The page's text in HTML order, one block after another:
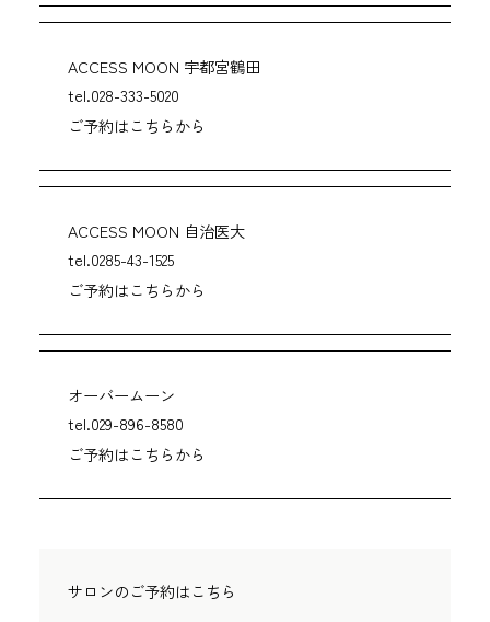
ACCESS MOON 宇都宮鶴田
tel.028-333-5020
ご予約はこちらから
ACCESS MOON 自治医大
tel.0285-43-1525
ご予約はこちらから
オーバームーン
tel.029-896-8580
ご予約はこちらから
サロンのご予約はこちら